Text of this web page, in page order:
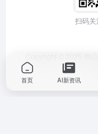
扫码
首页 AI新资讯